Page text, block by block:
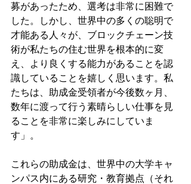
募があったため、選考は非常に困難で
した。しかし、世界中の多くの聡明で
才能ある人々が、ブロックチェーン技
術が私たちの住む世界を根本的に変
え、より良くする能力があることを認
識していることを嬉しく思います。私
たちは、助成金受領者が今後数ヶ月、
数年に渡って行う素晴らしい仕事を見
ることを非常に楽しみにしていま
す」。
これらの助成金は、世界中の大学キャ
ンパス内にある研究・教育拠点（それ